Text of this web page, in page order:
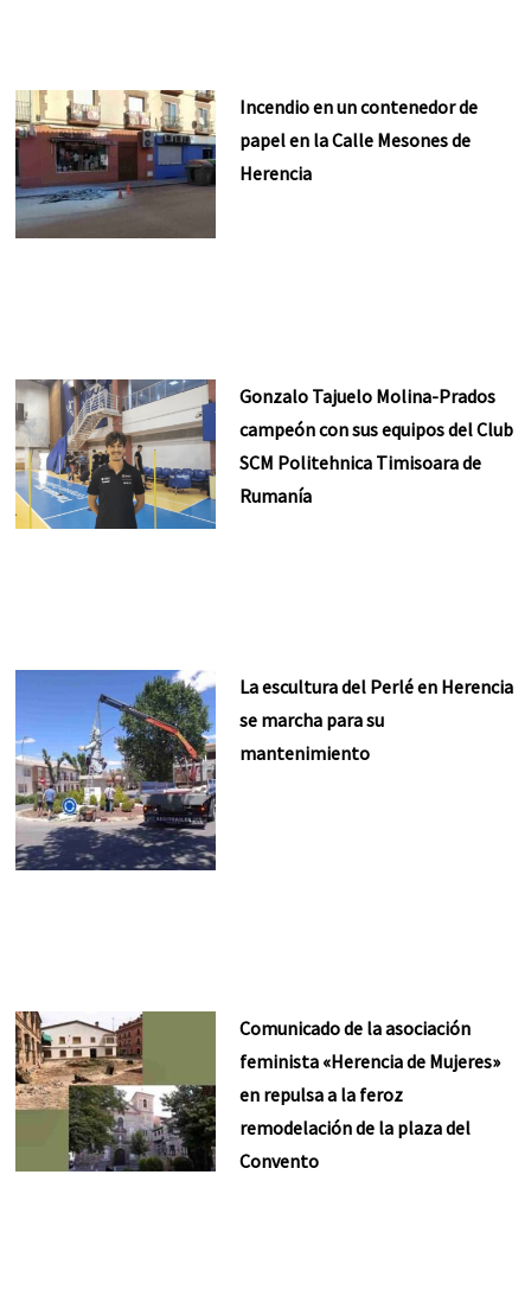
Incendio en un contenedor de
papel en la Calle Mesones de
Herencia
Gonzalo Tajuelo Molina-Prados
campeón con sus equipos del Club
SCM Politehnica Timisoara de
Rumanía
La escultura del Perlé en Herencia
se marcha para su
mantenimiento
Comunicado de la asociación
feminista «Herencia de Mujeres»
en repulsa a la feroz
remodelación de la plaza del
Convento